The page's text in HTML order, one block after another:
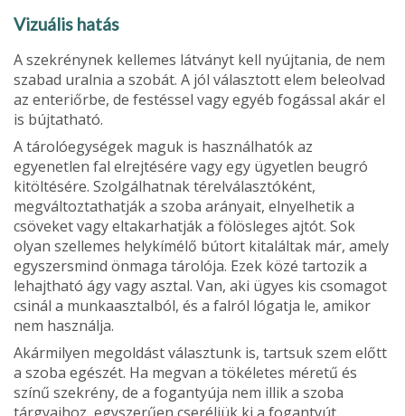
Vizuális hatás
A szekrénynek kellemes látványt kell nyúj­tania, de nem
szabad uralnia a szobát. A jól választott elem beleolvad
az enteriőrbe, de festéssel vagy egyéb fogással akár el
is bújtatható.
A tárolóegységek maguk is használha­tók az
egyenetlen fal elrejtésére vagy egy ügyetlen beugró
kitöltésére. Szolgálhat­nak térelválasztóként,
megváltoztathatják a szoba arányait, elnyelhetik a
csöveket vagy eltakarhatják a fölösleges ajtót. Sok
olyan szellemes helykímélő bútort kitalál­tak már, amely
egyszersmind önmaga tá­rolója. Ezek közé tartozik a
lehajtható ágy vagy asztal. Van, aki ügyes kis csomagot
csinál a munkaasztalból, és a falról lógatja le, amikor
nem használja.
Akármilyen megoldást választunk is, tartsuk szem előtt
a szoba egészét. Ha megvan a tökéletes méretű és
színű szek­rény, de a fogantyúja nem illik a szoba